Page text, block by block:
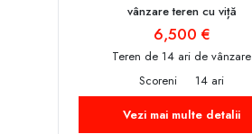
vânzare teren cu viță
6,500 €
Teren de 14 ari de vânzare
Scoreni
14 ari
Vezi mai multe detalii